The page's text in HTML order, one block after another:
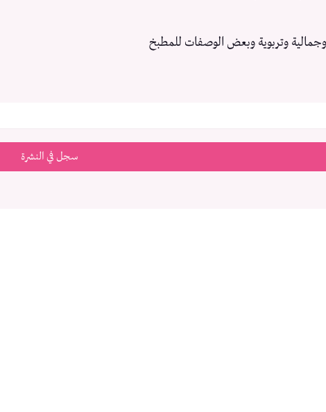
وتربوية وبعض الوصفات للمطبخ
سجل في النشرة